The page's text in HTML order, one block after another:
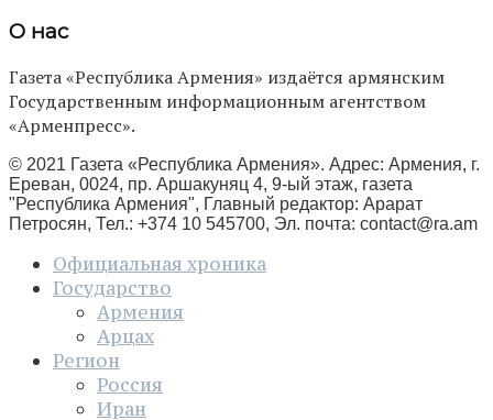
О нас
Газета «Республика Армения» издаётся армянским
Государственным информационным агентством
«Арменпресс».
© 2021 Газета «Республика Армения». Адрес: Армения, г.
Ереван, 0024, пр. Аршакуняц 4, 9-ый этаж, газета
"Республика Армения", Главный редактор: Арарат
Петросян, Тел.: +374 10 545700, Эл. почта: contact@ra.am
Официальная хроника
Государство
Армения
Арцах
Регион
Россия
Иран